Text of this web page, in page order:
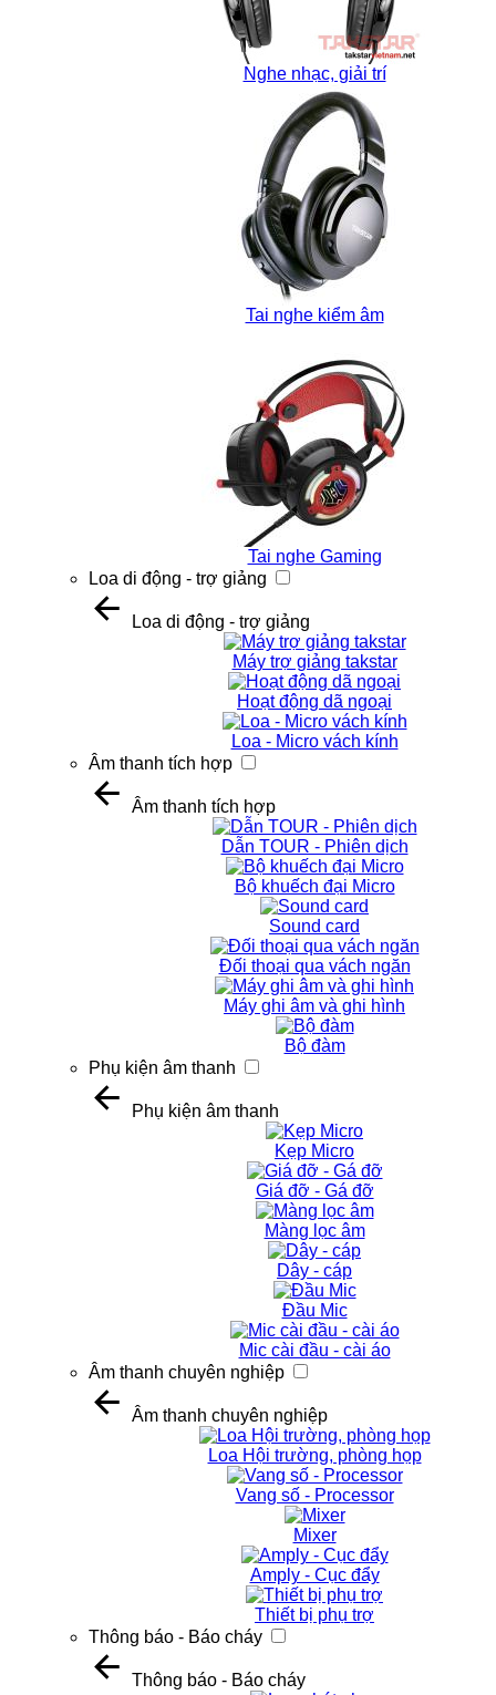
Nghe nhạc, giải trí
Tai nghe kiểm âm
Tai nghe Gaming
Loa di động - trợ giảng
Loa di động - trợ giảng
Máy trợ giảng takstar
Hoạt động dã ngoại
Loa - Micro vách kính
Âm thanh tích hợp
Âm thanh tích hợp
Dẫn TOUR - Phiên dịch
Bộ khuếch đại Micro
Sound card
Đối thoại qua vách ngăn
Máy ghi âm và ghi hình
Bộ đàm
Phụ kiện âm thanh
Phụ kiện âm thanh
Kẹp Micro
Giá đỡ - Gá đỡ
Màng lọc âm
Dây - cáp
Đầu Mic
Mic cài đầu - cài áo
Âm thanh chuyên nghiệp
Âm thanh chuyên nghiệp
Loa Hội trường, phòng họp
Vang số - Processor
Mixer
Amply - Cục đẩy
Thiết bị phụ trợ
Thông báo - Báo cháy
Thông báo - Báo cháy